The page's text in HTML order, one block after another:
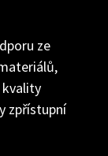
ze
kvality
zpřístupní